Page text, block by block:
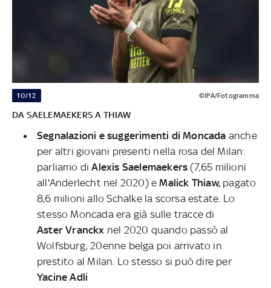
10/12 ©IPA/Fotogramma
DA SAELEMAEKERS A THIAW
Segnalazioni e suggerimenti di Moncada anche
per altri giovani presenti nella rosa del Milan:
parliamo di Alexis Saelemaekers (7,65 milioni
all'Anderlecht nel 2020) eMalick Thiaw, pagato
8,6 milioni allo Schalke la scorsa estate. Lo
stesso Moncada era già sulle tracce di
Aster Vranckx nel 2020 quando passò al
Wolfsburg, 20enne belga poi arrivato in
prestito al Milan. Lo stesso si può dire per
Yacine Adli